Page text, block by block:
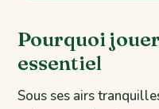
Pourquoi
essentiel
Sous ses airs